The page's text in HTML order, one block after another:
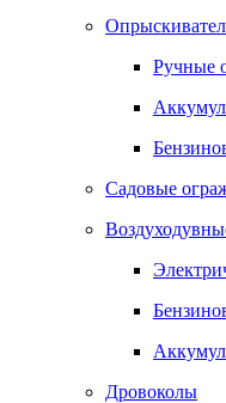
Ручные
Садовые
Дровоколы